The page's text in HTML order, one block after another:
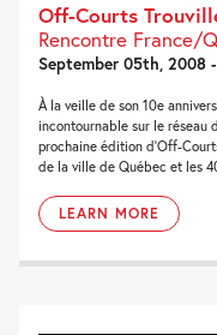
Off-Courts
Rencontre France/
September 05th, 2008
À la veille de son 10e
incontournable sur le réseau
prochaine édition d’Off-
de la ville de Québec et les
LEARN MORE